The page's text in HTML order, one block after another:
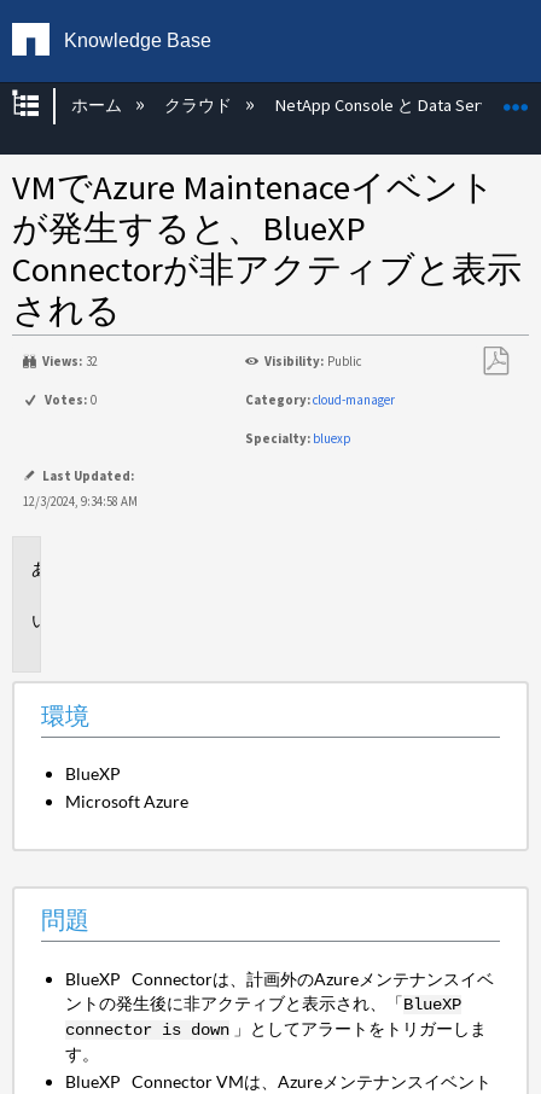
Knowledge Base
グローバル階層を展開/折りたたむ
ホーム クラウド NetApp Console と Data Services
VMでAzure Maintenaceイベント
が発生すると、BlueXP
Connectorが非アクティブと表示
される
Views: 32 Visibility: Public
Votes: 0 Category:cloud-manager
Specialty: bluexp
Last Updated:
12/3/2024, 9:34:58 AM
環境
BlueXP
Microsoft Azure
問題
BlueXP Connectorは、計画外のAzureメンテナンスイベ
ントの発生後に非アクティブと表示され、「BlueXP
connector is down 」としてアラートをトリガーしま
す。
BlueXP Connector VMは、Azureメンテナンスイベント